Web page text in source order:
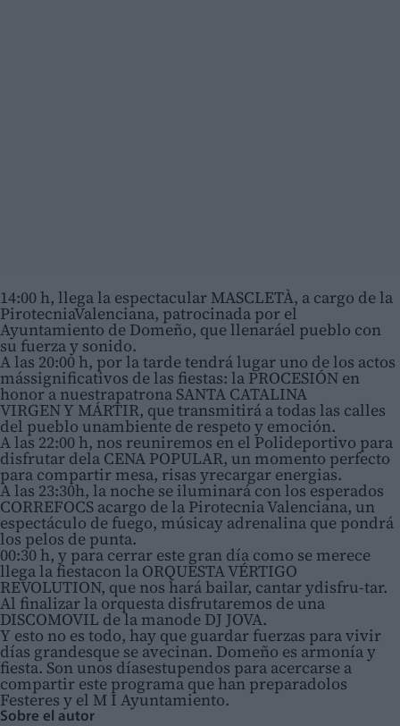
14:00 h, llega la espectacular MASCLETÀ, a cargo de la
PirotecniaValenciana, patrocinada por el
Ayuntamiento de Domeño, que llenaráel pueblo con
su fuerza y sonido.
A las 20:00 h, por la tarde tendrá lugar uno de los actos
mássignificativos de las fiestas: la PROCESIÓN en
honor a nuestrapatrona SANTA CATALINA
VIRGEN Y MÁRTIR, que transmitirá a todas las calles
del pueblo unambiente de respeto y emoción.
A las 22:00 h, nos reuniremos en el Polideportivo para
disfrutar dela CENA POPULAR, un momento perfecto
para compartir mesa, risas yrecargar energias.
A las 23:30h, la noche se iluminará con los esperados
CORREFOCS acargo de la Pirotecnia Valenciana, un
espectáculo de fuego, músicay adrenalina que pondrá
los pelos de punta.
00:30 h, y para cerrar este gran día como se merece
llega la fiestacon la ORQUESTA VÉRTIGO
REVOLUTION, que nos hará bailar, cantar ydisfru-tar.
Al finalizar la orquesta disfrutaremos de una
DISCOMOVIL de la manode DJ JOVA.
Y esto no es todo, hay que guardar fuerzas para vivir
días grandesque se avecinan. Domeño es armonía y
fiesta. Son unos díasestupendos para acercarse a
compartir este programa que han preparadolos
Festeres y el M I Ayuntamiento.
Sobre el autor